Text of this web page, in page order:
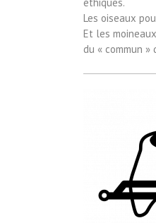
Les oiseaux
Et les
du « commun »